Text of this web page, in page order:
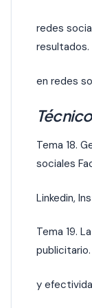
redes
en redes
Tema 18.
sociales
Linkedin,
Tema 19.
y